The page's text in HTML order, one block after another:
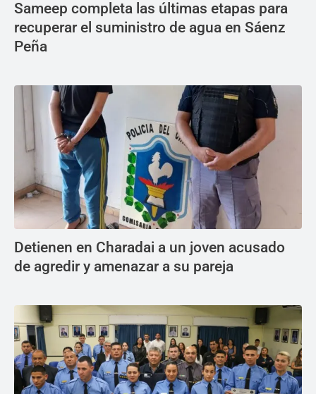
Sameep completa las últimas etapas para
recuperar el suministro de agua en Sáenz
Peña
Detienen en Charadai a un joven acusado
de agredir y amenazar a su pareja